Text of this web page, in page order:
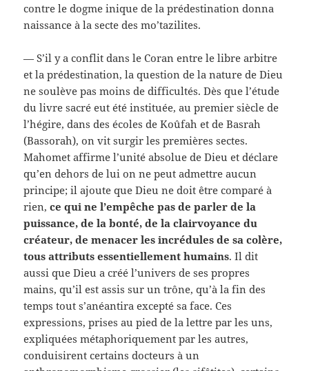
contre le dogme inique de la prédestination donna
naissance à la secte des mo’tazilites.
— S’il y a conflit dans le Coran entre le libre arbitre
et la prédestination, la question de la nature de Dieu
ne soulève pas moins de difficultés. Dès que l’étude
du livre sacré eut été instituée, au premier siècle de
l’hégire, dans des écoles de Koûfah et de Basrah
(Bassorah), on vit surgir les premières sectes.
Mahomet affirme l’unité absolue de Dieu et déclare
qu’en dehors de lui on ne peut admettre aucun
principe; il ajoute que Dieu ne doit être comparé à
rien,ce qui ne l’empêche pas de parler de la
puissance, de la bonté, de la clairvoyance du
créateur, de menacer les incrédules de sa colère,
tous attributs essentiellement humains. Il dit
aussi que Dieu a créé l’univers de ses propres
mains, qu’il est assis sur un trône, qu’à la fin des
temps tout s’anéantira excepté sa face. Ces
expressions, prises au pied de la lettre par les uns,
expliquées métaphoriquement par les autres,
conduisirent certains docteurs à un